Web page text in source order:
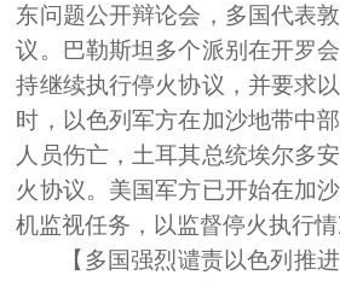
东问题公开辩论会，多国代表
议。巴勒斯坦多个派别在开罗
持继续执行停火协议，并要求
时，以色列军方在加沙地带中
人员伤亡，土耳其总统埃尔多
火协议。美国军方已开始在加
机监视任务，以监督停火执行情
【多国强烈谴责以色列推